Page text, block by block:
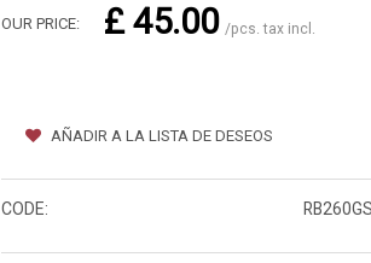
OUR PRICE: £ 45.00 /pcs. tax incl.
AÑADIR A LA LISTA DE DESEOS
CODE: